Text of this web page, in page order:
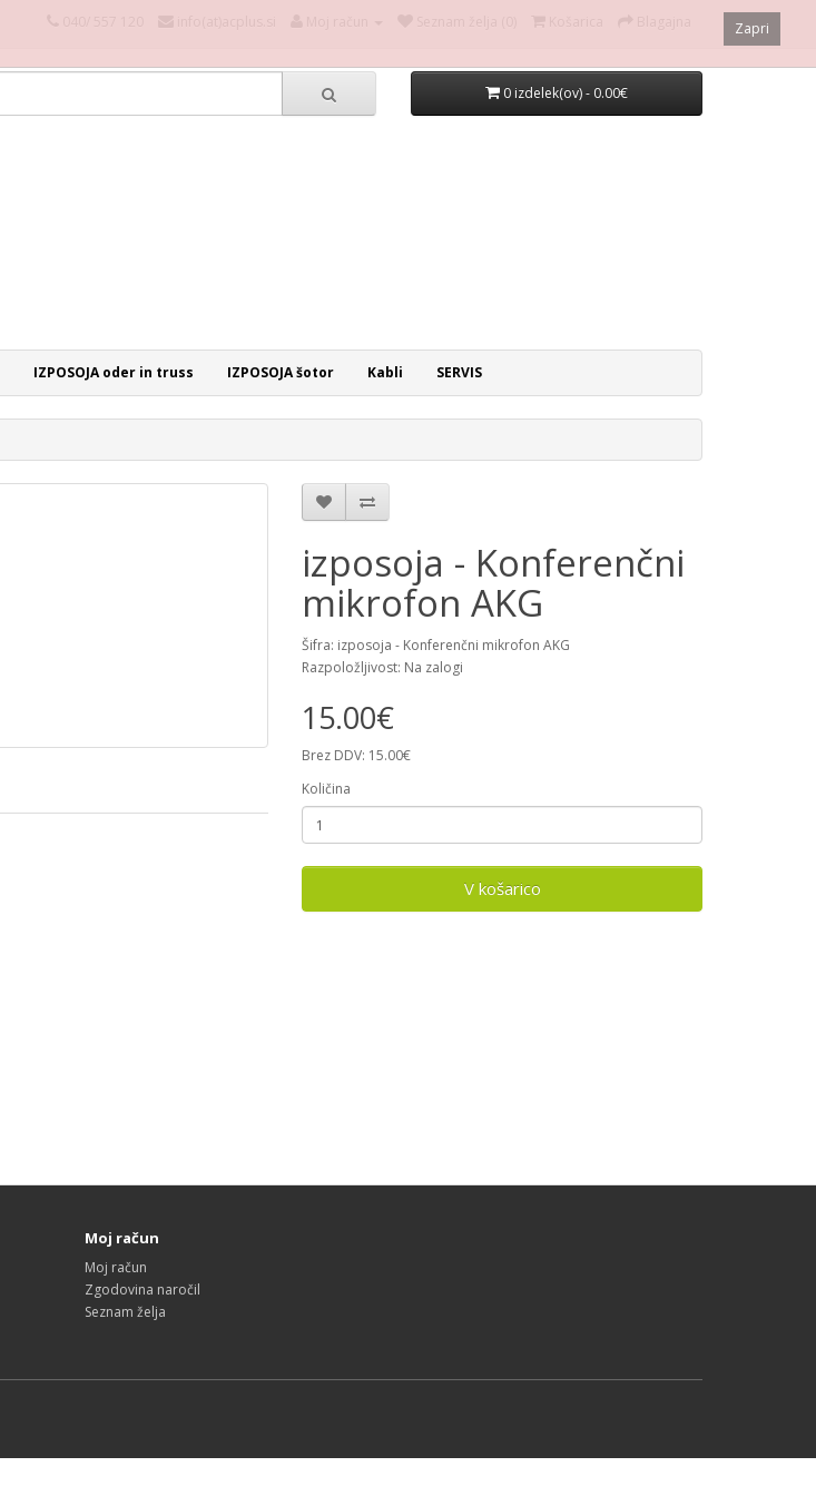
0 izdelek(ov) - 0.00€
IZPOSOJA oder in truss IZPOSOJA šotor Kabli SERVIS
izposoja - Konferenčni
mikrofon AKG
Šifra: izposoja - Konferenčni mikrofon AKG
Razpoložljivost: Na zalogi
15.00€
Brez DDV: 15.00€
Količina
V košarico
Moj račun
Moj račun
Zgodovina naročil
Seznam želja
Zapri